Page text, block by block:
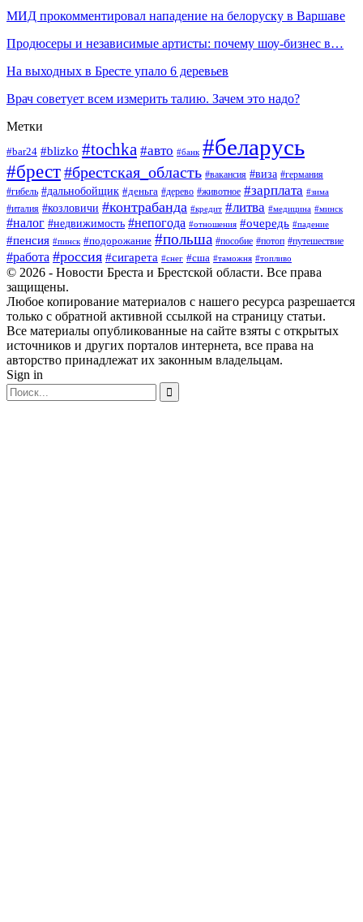
МИД прокомментировал нападение на белоруску в Варшаве
Продюсеры и независимые артисты: почему шоу-бизнес в…
На выходных в Бресте упало 6 деревьев
Врач советует всем измерить талию. Зачем это надо?
Метки
#bar24 #blizko #tochka #авто #банк #беларусь
#брест#брестская_область #вакансия #виза #германия
#гибель #дальнобойщик #деньга #дерево #животное #зарплата #зима
#италия #козловичи #контрабанда #кредит #литва #медицина #минск
#налог #недвижимость #непогода #отношения #очередь #падение
#пенсия #пинск #подорожание #польша #пособие #потоп #путешествие
#работа #россия #сигарета #снег #сша #таможня #топливо
© 2026 - Новости Бреста и Брестской области. Все права
защищены.
Любое копирование материалов с нашего ресурса разрешается
только с обратной активной ссылкой на страницу статьи.
Все материалы опубликованные на сайте взяты с открытых
источников и других порталов интернета, все права на
авторство принадлежат их законным владельцам.
Sign in